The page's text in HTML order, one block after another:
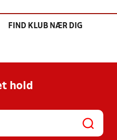
FIND KLUB NÆR DIG
hold